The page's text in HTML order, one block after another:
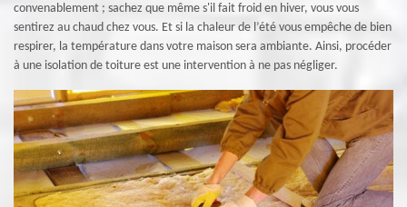
convenablement ; sachez que même s'il fait froid en hiver, vous vous
sentirez au chaud chez vous. Et si la chaleur de l’été vous empêche de bien
respirer, la température dans votre maison sera ambiante. Ainsi, procéder
à une isolation de toiture est une intervention à ne pas négliger.